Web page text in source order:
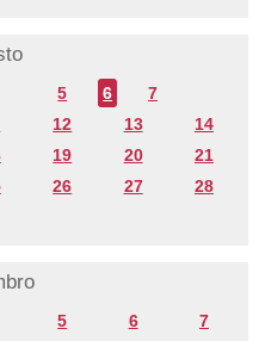
5 6
7
12 13
14
19 20
21
26 27
28
5 6
7